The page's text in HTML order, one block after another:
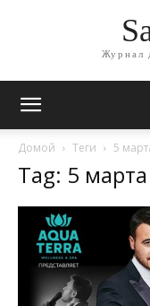
Журнал
Домой Теги 5
Tag: 5 марта